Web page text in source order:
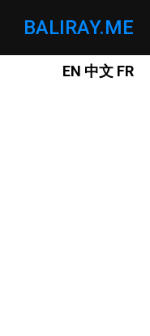
BALIRAY.ME
EN 中文 FR